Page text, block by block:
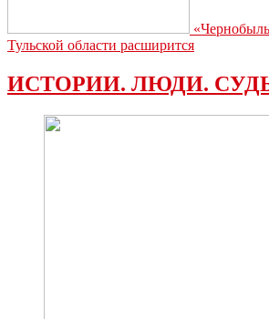
Тульской области расширится
ИСТОРИИ. ЛЮДИ.